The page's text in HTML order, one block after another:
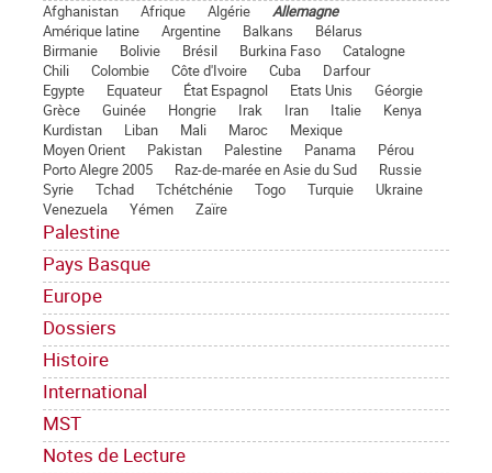
Afghanistan Afrique Algérie
Allemagne
Amérique latine
Argentine Balkans
Bélarus
Birmanie
Bolivie Brésil Burkina Faso
Catalogne
Chili
Colombie Côte d'Ivoire Cuba
Darfour
Egypte
Equateur État Espagnol Etats Unis
Géorgie
Grèce
Guinée Hongrie Irak Iran Italie
Kenya
Kurdistan
Liban Mali Maroc
Mexique
Moyen Orient
Pakistan Palestine Panama
Pérou
Porto Alegre 2005
Raz-de-marée en Asie du Sud
Russie
Syrie
Tchad Tchétchénie Togo Turquie
Ukraine
Venezuela
Yémen Zaïre
Palestine
Pays Basque
Europe
Dossiers
Histoire
International
MST
Notes de Lecture